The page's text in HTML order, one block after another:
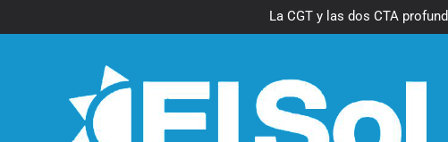
La CGT y las dos CTA
lucha con nuevas marchas